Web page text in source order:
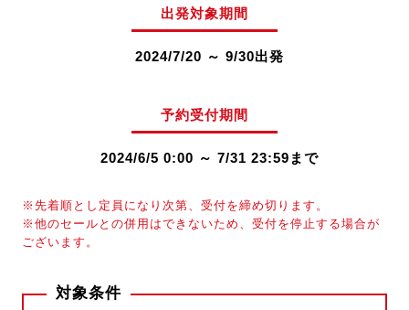
出発対象期間
2024/7/20 ～ 9/30出発
予約受付期間
2024/6/5 0:00 ～ 7/31 23:59まで
※先着順とし定員になり次第、受付を締め切ります。
※他のセールとの併用はできないため、受付を停止する場合が
ございます。
対象条件